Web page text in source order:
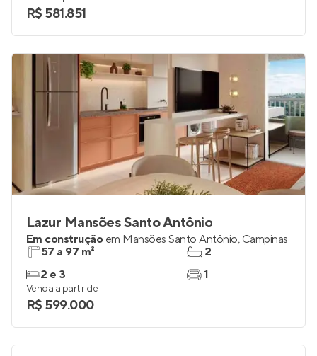
R$ 581.851
Lazur Mansões Santo Antônio
Em construção em Mansões Santo Antônio, Campinas
57 a 97 m²
2 e 3
2
1
Venda a partir de
R$ 599.000